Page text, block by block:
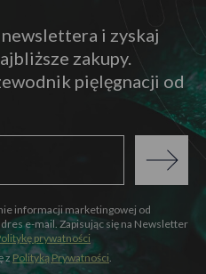
i zyskaj
zakupy.
pięlęgnacji od
informacji marketingowej od
e-mail. Zapisując się na Newsletter
prywatności
zPolityką Prywatności.